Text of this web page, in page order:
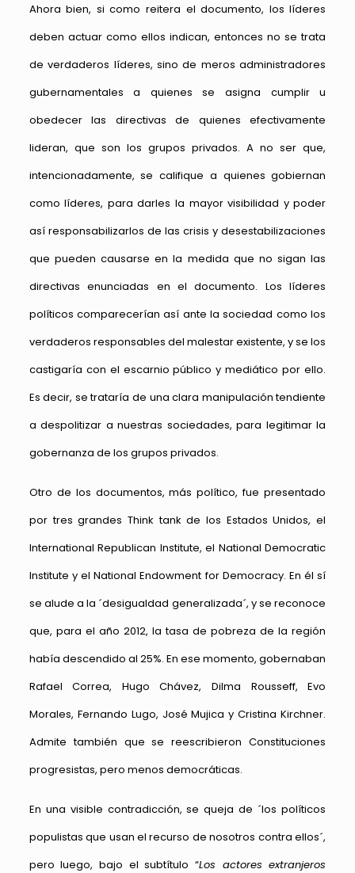
Ahora bien, si como reitera el documento, los líderes
deben actuar como ellos indican, entonces no se trata
de verdaderos líderes, sino de meros administradores
gubernamentales a quienes se asigna cumplir u
obedecer las directivas de quienes efectivamente
lideran, que son los grupos privados. A no ser que,
intencionadamente, se califique a quienes gobiernan
como líderes, para darles la mayor visibilidad y poder
así responsabilizarlos de las crisis y desestabilizaciones
que pueden causarse en la medida que no sigan las
directivas enunciadas en el documento. Los líderes
políticos comparecerían así ante la sociedad como los
verdaderos responsables del malestar existente, y se los
castigaría con el escarnio público y mediático por ello.
Es decir, se trataría de una clara manipulación tendiente
a despolitizar a nuestras sociedades, para legitimar la
gobernanza de los grupos privados.
Otro de los documentos, más político, fue presentado
por tres grandes Think tank de los Estados Unidos, el
International Republican Institute, el National Democratic
Institute y el National Endowment for Democracy. En él sí
se alude a la ´desigualdad generalizada´, y se reconoce
que, para el año 2012, la tasa de pobreza de la región
había descendido al 25%. En ese momento, gobernaban
Rafael Correa, Hugo Chávez, Dilma Rousseff, Evo
Morales, Fernando Lugo, José Mujica y Cristina Kirchner.
Admite también que se reescribieron Constituciones
progresistas, pero menos democráticas.
En una visible contradicción, se queja de ´los políticos
populistas que usan el recurso de nosotros contra ellos´,
pero luego, bajo el subtítulo “Los actores extranjeros